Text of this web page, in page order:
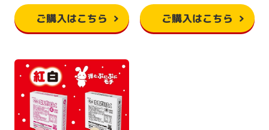
ご購入はこちら ご購入はこちら